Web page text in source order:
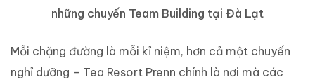
những chuyến Team Building tại Đà Lạt
Mỗi chặng đường là mỗi kỉ niệm, hơn cả một chuyến
nghỉ dưỡng – Tea Resort Prenn chính là nơi mà các